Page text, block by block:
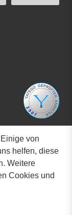
von
helfen, diese
Weitere
Cookies und